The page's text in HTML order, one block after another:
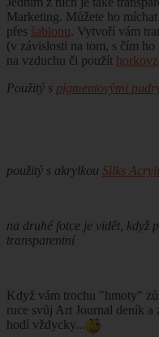
Marketing. Můžete ho
přes šablonu. Vytvoří vám
(v závislosti na tom, s čím
na vzduchu či použít
Použitý s pigmentovými
použitý s akrylkou Silks
na druhé fotce je vidět, když
transparentní
Když vám trochu "hmoty"
ruce svůj Art Journal deník a
hodí vždycky...